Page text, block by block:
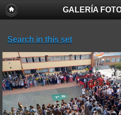
GALERÍA
Search in this set